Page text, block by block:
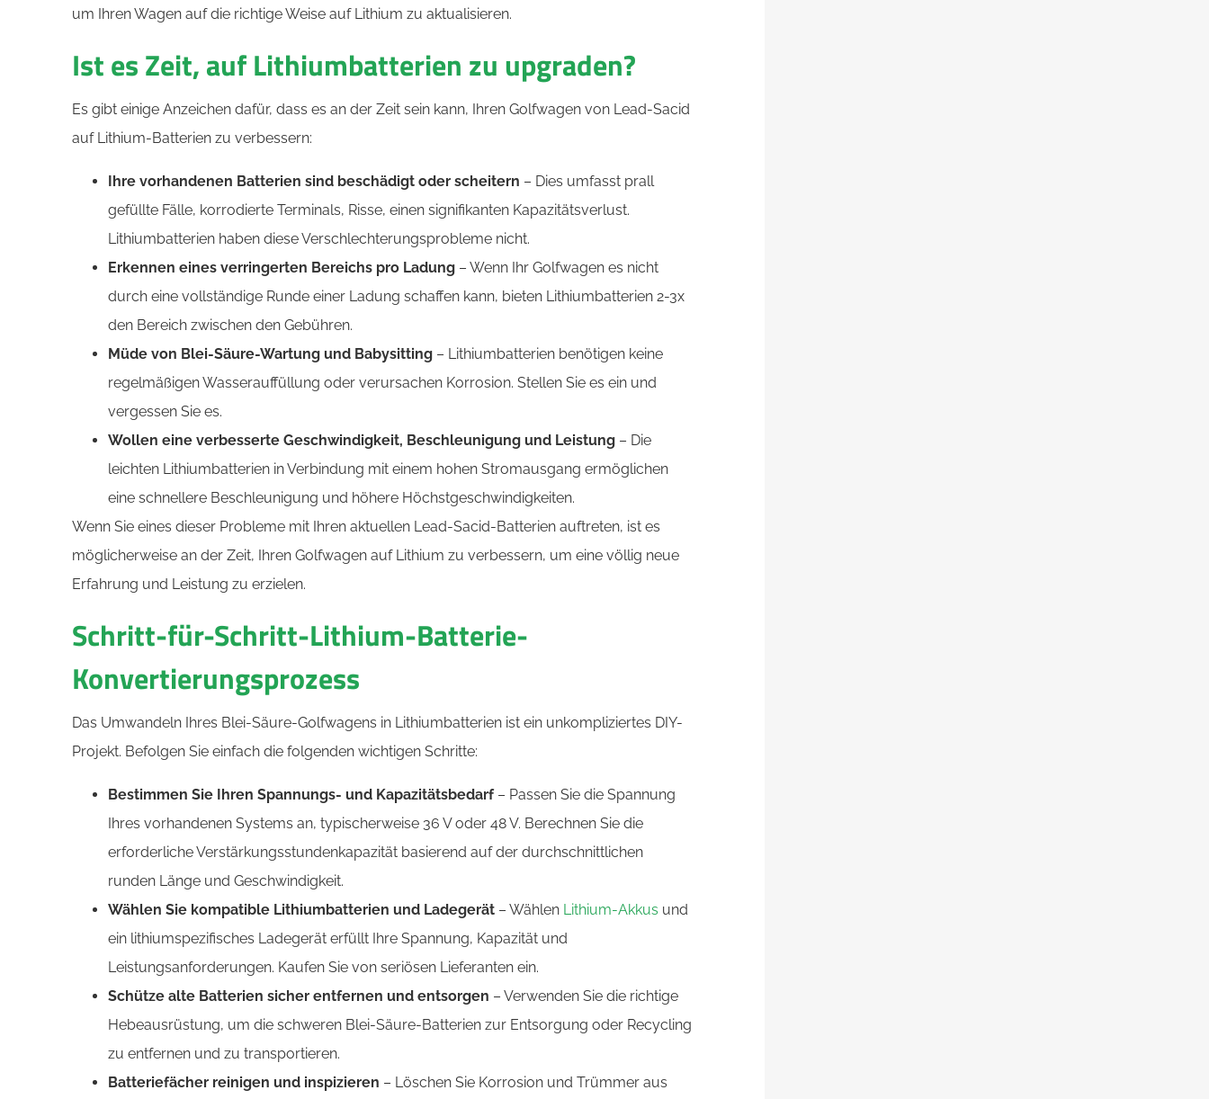
um Ihren Wagen auf die richtige Weise auf Lithium zu aktualisieren.
Ist es Zeit, auf Lithiumbatterien zu upgraden?
Es gibt einige Anzeichen dafür, dass es an der Zeit sein kann, Ihren Golfwagen von Lead-Sacid
auf Lithium-Batterien zu verbessern:
Ihre vorhandenen Batterien sind beschädigt oder scheitern – Dies umfasst prall
gefüllte Fälle, korrodierte Terminals, Risse, einen signifikanten Kapazitätsverlust.
Lithiumbatterien haben diese Verschlechterungsprobleme nicht.
Erkennen eines verringerten Bereichs pro Ladung – Wenn Ihr Golfwagen es nicht
durch eine vollständige Runde einer Ladung schaffen kann, bieten Lithiumbatterien 2-3x
den Bereich zwischen den Gebühren.
Müde von Blei-Säure-Wartung und Babysitting – Lithiumbatterien benötigen keine
regelmäßigen Wasserauffüllung oder verursachen Korrosion. Stellen Sie es ein und
vergessen Sie es.
Wollen eine verbesserte Geschwindigkeit, Beschleunigung und Leistung – Die
leichten Lithiumbatterien in Verbindung mit einem hohen Stromausgang ermöglichen
eine schnellere Beschleunigung und höhere Höchstgeschwindigkeiten.
Wenn Sie eines dieser Probleme mit Ihren aktuellen Lead-Sacid-Batterien auftreten, ist es
möglicherweise an der Zeit, Ihren Golfwagen auf Lithium zu verbessern, um eine völlig neue
Erfahrung und Leistung zu erzielen.
Schritt-für-Schritt-Lithium-Batterie-
Konvertierungsprozess
Das Umwandeln Ihres Blei-Säure-Golfwagens in Lithiumbatterien ist ein unkompliziertes DIY-
Projekt. Befolgen Sie einfach die folgenden wichtigen Schritte:
Bestimmen Sie Ihren Spannungs- und Kapazitätsbedarf– Passen Sie die Spannung
Ihres vorhandenen Systems an, typischerweise 36 V oder 48 V. Berechnen Sie die
erforderliche Verstärkungsstundenkapazität basierend auf der durchschnittlichen
runden Länge und Geschwindigkeit.
Wählen Sie kompatible Lithiumbatterien und Ladegerät – Wählen Lithium-Akkus und
ein lithiumspezifisches Ladegerät erfüllt Ihre Spannung, Kapazität und
Leistungsanforderungen. Kaufen Sie von seriösen Lieferanten ein.
Schütze alte Batterien sicher entfernen und entsorgen – Verwenden Sie die richtige
Hebeausrüstung, um die schweren Blei-Säure-Batterien zur Entsorgung oder Recycling
zu entfernen und zu transportieren.
Batteriefächer reinigen und inspizieren – Löschen Sie Korrosion und Trümmer aus